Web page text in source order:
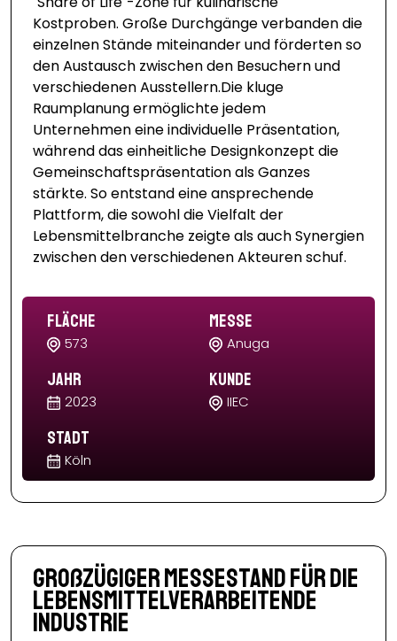
Kostproben. Große Durchgänge verbanden die
einzelnen Stände miteinander und förderten so
den Austausch zwischen den Besuchern und
verschiedenen Ausstellern.Die kluge
Raumplanung ermöglichte jedem
Unternehmen eine individuelle Präsentation,
während das einheitliche Designkonzept die
Gemeinschaftspräsentation als Ganzes
stärkte. So entstand eine ansprechende
Plattform, die sowohl die Vielfalt der
Lebensmittelbranche zeigte als auch Synergien
zwischen den verschiedenen Akteuren schuf.
Fläche
573
Messe
Anuga
Jahr
2023
Kunde
IIEC
Stadt
Köln
Großzügiger Messestand für die
lebensmittelverarbeitende
Industrie